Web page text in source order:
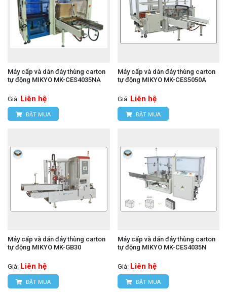
Máy cấp và dán đáy thùng carton
tự động MIKYO MK-CES4035NA
Giá: Liên hệ
ĐẶT MUA
Máy cấp và dán đáy thùng carton
tự động MIKYO MK-CES5050A
Giá: Liên hệ
ĐẶT MUA
Máy cấp và dán đáy thùng carton
tự động MIKYO MK-GB30
Giá: Liên hệ
ĐẶT MUA
Máy cấp và dán đáy thùng carton
tự động MIKYO MK-CES4035N
Giá: Liên hệ
ĐẶT MUA